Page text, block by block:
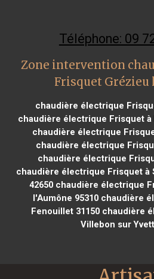
Téléphone: 09
Zone intervention
Frisquet Grézieu
chaudière électrique
chaudière électrique Frisquet à
chaudière électrique
chaudière électrique
chaudière électrique
chaudière électrique Frisquet à
42650chaudière électrique
l'Aumône 95310chaudière
Fenouillet 31150 chaudière
Villebon sur